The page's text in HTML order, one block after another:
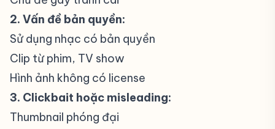
2. Vấn đề bản quyền:
Sử dụng nhạc có bản quyền
Clip từ phim, TV show
Hình ảnh không có license
3. Clickbait hoặc misleading:
Thumbnail phóng đại